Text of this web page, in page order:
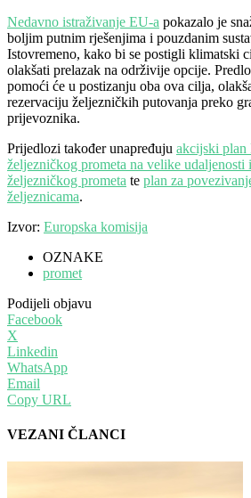
Nedavno istraživanje EU-a pokazalo je
boljim putnim rješenjima i pouzdanim
Istovremeno, kako bi se postigli klimatski
olakšati prelazak na održivije opcije.
pomoći će u postizanju oba ova cilja,
rezervaciju željezničkih putovanja preko
prijevoznika.
Prijedlozi također unapređuju akcijski plan
željezničkog prometa na velike udaljenosti
željezničkog prometa te plan za
željeznicama.
Izvor: Europska komisija
OZNAKE
promet
Podijeli objavu
Facebook
X
Linkedin
WhatsApp
Email
Copy URL
VEZANI ČLANCI